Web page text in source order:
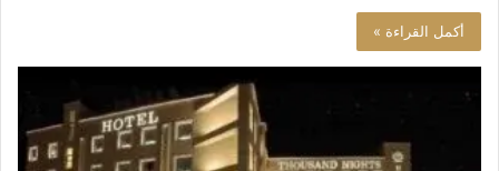
أكمل القراءة »